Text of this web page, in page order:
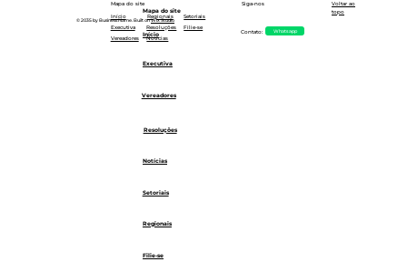
© 2035 by Business Name. Built onWix Studio
Mapa do site
Início Regionais
Setoriais
Executiva
Resoluções
Filie-se
Vereadores
Notícias
Siga-nos
Contato: Whatsapp
Voltar ao
topo
Executiva
Início
Mapa do site
Vereadores
Regionais
Notícias
Filie-se
Resoluções
Setoriais